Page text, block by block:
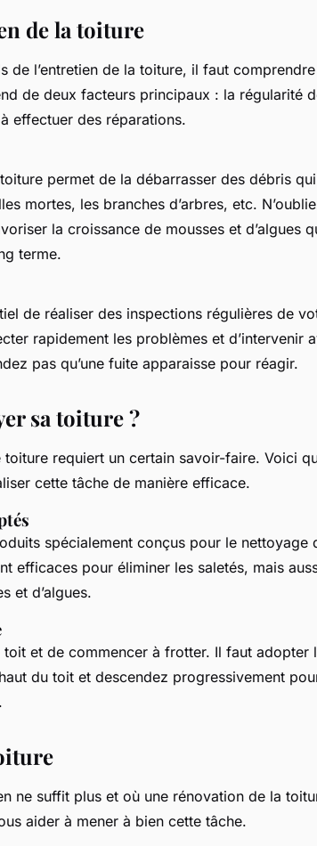
de la toiture
de l’entretien de la toiture, il faut
de deux facteurs principaux : la régularité
effectuer des réparations.
permet de la débarrasser des débris
mortes, les branches d’arbres, etc.
la croissance de mousses et d’algues
terme.
de réaliser des inspections régulières de
rapidement les problèmes et d’intervenir
pas qu’une fuite apparaisse pour réagir.
sa toiture ?
requiert un certain savoir-faire. Voici
cette tâche de manière efficace.
spécialement conçus pour le nettoyage
efficaces pour éliminer les saletés, mais
et d’algues.
et de commencer à frotter. Il faut adopter
du toit et descendez progressivement
ne suffit plus et où une rénovation de la
aider à mener à bien cette tâche.